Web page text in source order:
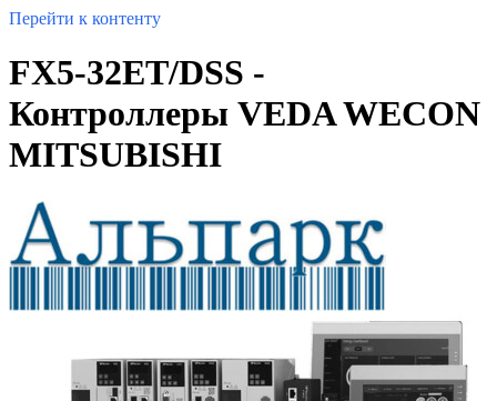
Перейти к контенту
FX5-32ET/DSS -
Контроллеры VEDA WECON
MITSUBISHI